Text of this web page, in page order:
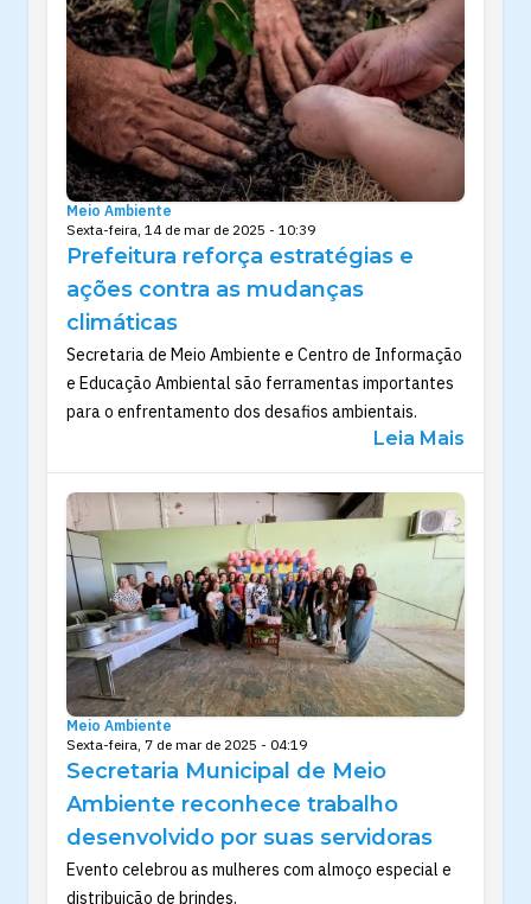
Meio Ambiente
Sexta-feira, 14 de mar de 2025 - 10:39
Prefeitura reforça estratégias e
ações contra as mudanças
climáticas
Secretaria de Meio Ambiente e Centro de Informação
e Educação Ambiental são ferramentas importantes
para o enfrentamento dos desafios ambientais.
Leia Mais
Meio Ambiente
Sexta-feira, 7 de mar de 2025 - 04:19
Secretaria Municipal de Meio
Ambiente reconhece trabalho
desenvolvido por suas servidoras
Evento celebrou as mulheres com almoço especial e
distribuição de brindes.